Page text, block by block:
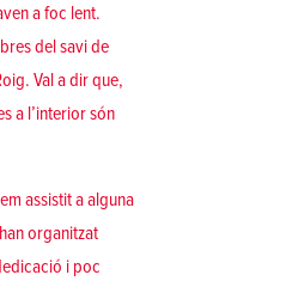
a foc lent.
del savi de
. Val a dir que,
a l’interior són
assistit a alguna
organitzat
i poc